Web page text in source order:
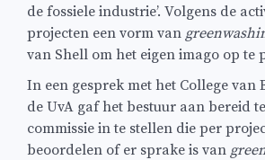
de fossiele industrie’. Volgens de
projecten een vorm van
van Shell om het eigen imago op te
In een gesprek met het College van
de UvA gaf het bestuur aan bereid
commissie in te stellen die per
beoordelen of er sprake is van